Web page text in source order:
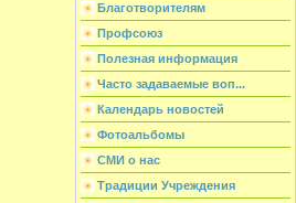
Благотворителям
Профсоюз
Полезная информация
Часто задаваемые воп...
Календарь новостей
Фотоальбомы
СМИ о нас
Традиции Учреждения